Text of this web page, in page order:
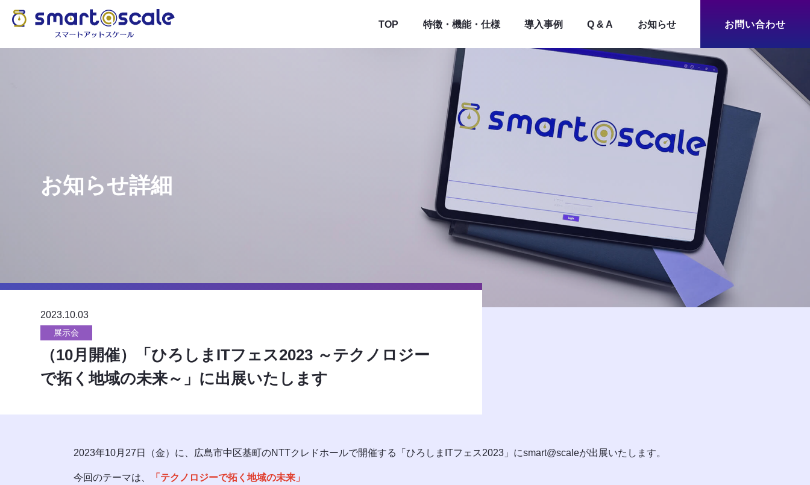
TOP 特徴・機能・仕様
機能 システムイメージ図
動作環境
導入事例
在庫管理 導入までの流れ
Q & A お知らせ お問い合わせ
お知らせ詳細
2023.10.03
展示会
（10月開催）「ひろしまITフェス2023 ～テクノロジー
で拓く地域の未来～」に出展いたします
2023年10月27日（金）に、 広島市中区基町のNTTクレドホールで開催する「ひろしまITフェス2023」にsmart@scaleが出展いたします。
今回のテーマは、 「テクノロジーで拓く地域の未来」